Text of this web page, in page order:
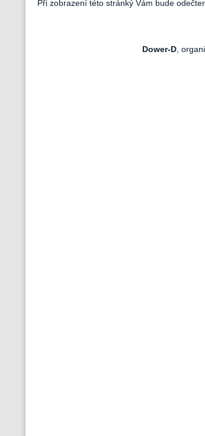
Při zobrazení této stránký Vám bude
Dower-D ,